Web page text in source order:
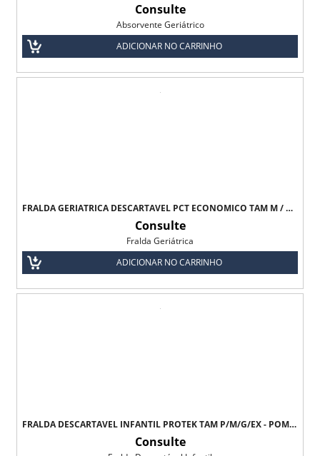
Consulte
Absorvente Geriátrico
ADICIONAR NO CARRINHO
FRALDA GERIÁTRICA DESCARTÁVEL PCT ECONÔMICO TAM M / G / XG - PROTFRAL
Consulte
Fralda Geriátrica
ADICIONAR NO CARRINHO
FRALDA DESCARTÁVEL INFANTIL PROTEK TAM P/M/G/EX - POM POM
Consulte